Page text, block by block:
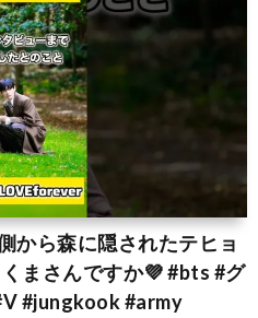
から森に隠されたテヒョ
まさんですか💜 #bts #グ
#jungkook #army